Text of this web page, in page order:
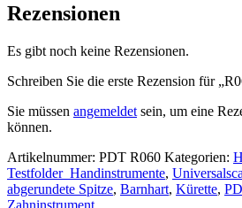
Rezensionen
Es gibt noch keine Rezensionen.
Schreiben Sie die erste Rezension für
Sie müssen angemeldet sein, um eine
können.
Artikelnummer: PDT R060 Kategorien:
Testfolder_Handinstrumente,
abgerundete Spitze, Barnhart, Kürette,
Zahninstrument